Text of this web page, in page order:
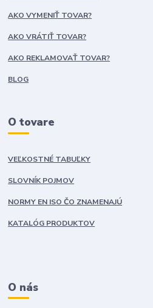
AKO VYMENIŤ TOVAR?
AKO VRÁTIŤ TOVAR?
AKO REKLAMOVAŤ TOVAR?
BLOG
O tovare
VEĽKOSTNÉ TABUĽKY
SLOVNÍK POJMOV
NORMY EN ISO ČO ZNAMENAJÚ
KATALÓG PRODUKTOV
O nás